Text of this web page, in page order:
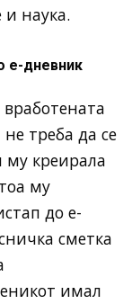
и наука.
е-дневник
треба да се
му креирала
му
до е-
сметка
имал